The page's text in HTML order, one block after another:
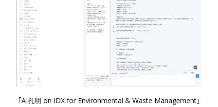
｢AI孔明 on IDX for Environmental & Waste Management｣